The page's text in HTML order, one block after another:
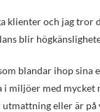
klienter och jag
blir
blandar ihop sina
i miljöer med mycket
eller är på